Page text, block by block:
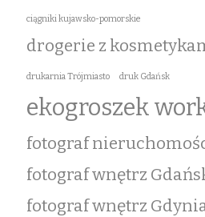
ciągniki kujawsko-pomorskie
drogerie z
drukarnia Trójmiasto druk Gdańsk
ekogroszek
fotograf
fotograf wnętrz
fotograf wnętrz